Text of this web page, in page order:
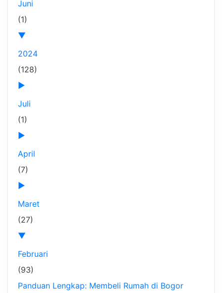
Juni
(1)
▼
2024
(128)
►
Juli
(1)
►
April
(7)
►
Maret
(27)
▼
Februari
(93)
Panduan Lengkap: Membeli Rumah di Bogor